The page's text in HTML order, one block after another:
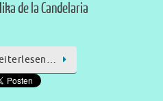
de la Candelaria